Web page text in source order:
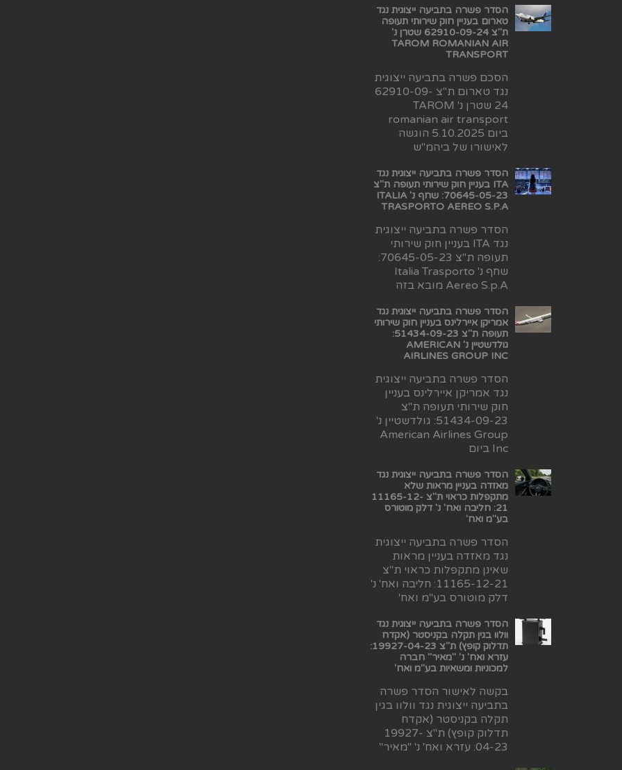
הסדר פשרה בתביעה ייצוגית נגד
טארום בעניין חוק שירותי תעופה
ת"צ 62910-09-24 שטרן נ'
TAROM ROMANIAN AIR
TRANSPORT
הסכם פשרה בתביעה ייצוגית
נגד טארום ת"צ 62910-09-
24 שטרן נ' TAROM
romanian air transport
ביום 5.10.2025 הוגשה
לאישורו של ביהמ"ש
הסדר פשרה בתביעה ייצוגית נגד
ITA בעניין חוק שירותי תעופה ת"צ
70645-05-23: שחף נ' ITALIA
TRASPORTO AEREO S.P.A
הסדר פשרה בתביעה ייצוגית
נגד ITA בעניין חוק שירותי
תעופה ת"צ 70645-05-23:
שחף נ' Italia Trasporto
Aereo S.p.A מובא בזה
הסדר פשרה בתביעה ייצוגית נגד
אמריקן איירלינס בעניין חוק שירותי
תעופה ת"צ 51434-09-23:
גולדשטיין נ' AMERICAN
AIRLINES GROUP INC
הסדר פשרה בתביעה ייצוגית
נגד אמריקן איירלינס בעניין
חוק שירותי תעופה ת"צ
51434-09-23: גולדשטיין נ'
American Airlines Group
Inc ביום
הסדר פשרה בתביעה ייצוגית נגד
מאזדה בעניין מראות שלא
מתקפלות כראוי ת"צ 11165-12-
21: חליבה ואח' נ' דלק מוטורס
בע"מ ואח'
הסדר פשרה בתביעה ייצוגית
נגד מאזדה בעניין מראות
שאינן מתקפלות כראוי ת"צ
11165-12-21: חליבה ואח' נ'
דלק מוטורס בע"מ ואח'
הסדר פשרה בתביעה ייצוגית נגד
וולוו בגין תקלה בקניסטר (אקדח
תדלוק קופץ) ת"צ 19927-04-23:
עזרא ואח' נ' "מאיר" חברה
למכוניות ומשאיות בע"מ ואח'
בקשה לאישור הסדר פשרה
בתביעה ייצוגית נגד וולוו בגין
תקלה בקניסטר (אקדח
תדלוק קופץ) ת"צ 19927-
04-23: עזרא ואח' נ' "מאיר"